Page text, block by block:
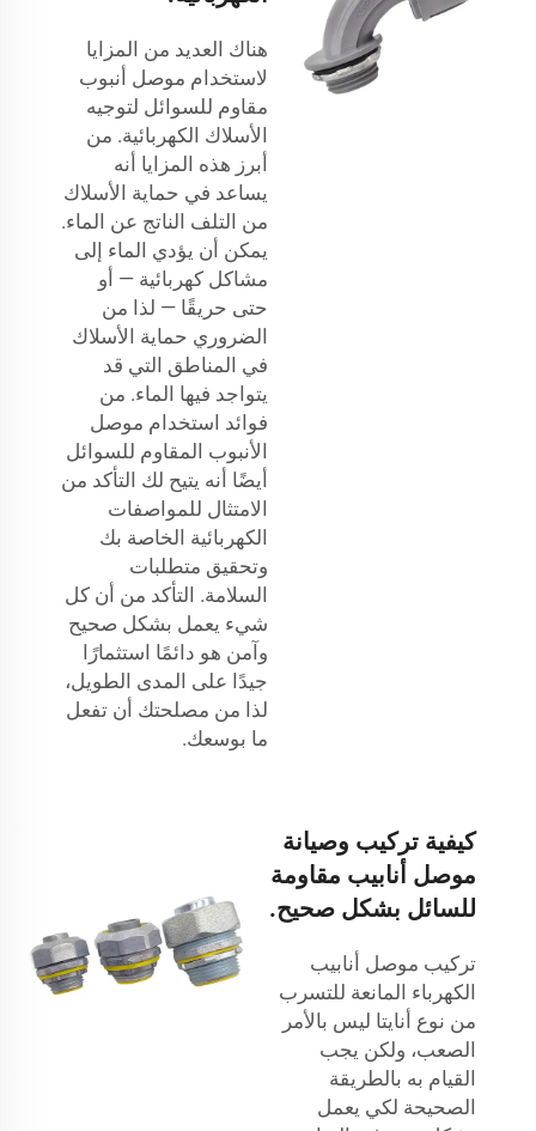
هناك العديد من المزايا
لاستخدام موصل أنبوب
مقاوم للسوائل لتوجيه
الأسلاك الكهربائية. من
أبرز هذه المزايا أنه
يساعد في حماية الأسلاك
من التلف الناتج عن الماء.
يمكن أن يؤدي الماء إلى
مشاكل كهربائية — أو
حتى حريقًا — لذا من
الضروري حماية الأسلاك
في المناطق التي قد
يتواجد فيها الماء. من
فوائد استخدام موصل
الأنبوب المقاوم للسوائل
أيضًا أنه يتيح لك التأكد من
الامتثال للمواصفات
الكهربائية الخاصة بك
وتحقيق متطلبات
السلامة. التأكد من أن كل
شيء يعمل بشكل صحيح
وآمن هو دائمًا استثمارًا
جيدًا على المدى الطويل،
لذا من مصلحتك أن تفعل
ما بوسعك.
كيفية تركيب وصيانة
موصل أنابيب مقاومة
للسائل بشكل صحيح.
تركيب موصل أنابيب
الكهرباء المانعة للتسرب
من نوع أنايتا ليس بالأمر
الصعب، ولكن يجب
القيام به بالطريقة
الصحيحة لكي يعمل